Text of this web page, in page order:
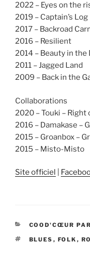
2022 – Eyes on the
2019 – Captain’s Log
2017 – Backroad
2016 – Resilient
2014 – Beauty in the
2011 – Jagged Land
2009 – Back in the
Collaborations
2020 – Touki – Right
2016 – Damakase –
2015 – Groanbox –
2015 – Misto-Misto
Site officiel
CATÉGORIES
COOD'CŒUR
ÉTIQUETTES
BLUES , FOLK ,